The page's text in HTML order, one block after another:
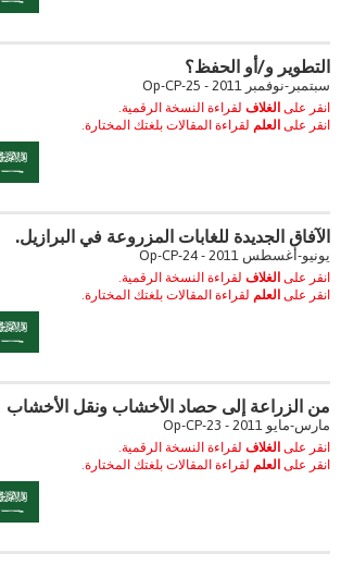
التطوير و/أو الحفظ؟
سبتمبر-نوفمبر 2011 - Op-CP-25
انقر على الغلاف لقراءة النسخة الرقمية.
انقر على العلم لقراءة المقالات بلغتك المختارة.
الآفاق الجديدة للغابات المزروعة في البرازيل.
يونيو-أغسطس 2011 - Op-CP-24
انقر على الغلاف لقراءة النسخة الرقمية.
انقر على العلم لقراءة المقالات بلغتك المختارة.
من الزراعة إلى حصاد الأخشاب ونقل الأخشاب
مارس-مايو 2011 - Op-CP-23
انقر على الغلاف لقراءة النسخة الرقمية.
انقر على العلم لقراءة المقالات بلغتك المختارة.